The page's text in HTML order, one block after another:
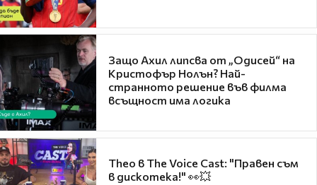
Защо Ахил липсва от „Одисей“ на
Кристофър Нолън? Най-
странното решение във филма
всъщност има логика
Theo в The Voice Cast: "Правен съм
в дискотека!" 👀💥